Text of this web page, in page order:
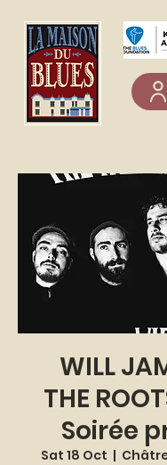
WILL
THE
Soirée
Sat 18 Oct
  |